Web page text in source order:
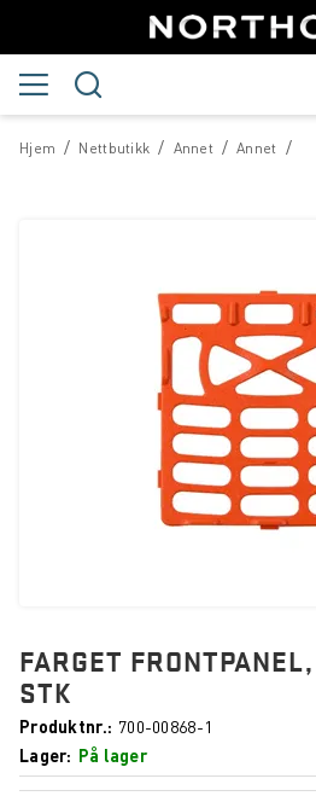
/
Hjem /
Nettbutikk /
Annet /
Annet
FARGET
STK
Produktnr.
700-00868-1
Lager
På lager